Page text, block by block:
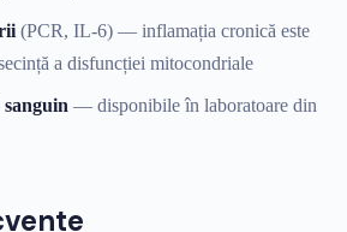
(PCR, IL-6) — inflamația cronică este
a disfuncției mitocondriale
— disponibile în laboratoare din